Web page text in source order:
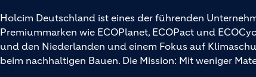
Holcim Deutschland ist eines der führenden
Premiummarken wie ECOPlanet, ECOPact und
und den Niederlanden und einem Fokus auf
beim nachhaltigen Bauen. Die Mission: Mit weniger